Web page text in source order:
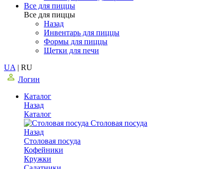
Все для пиццы
Все для пиццы
Назад
Инвентарь для пиццы
Формы для пиццы
Щетки для печи
UA | RU
Логин
Каталог
Назад
Каталог
Столовая посуда
Назад
Столовая посуда
Кофейники
Кружки